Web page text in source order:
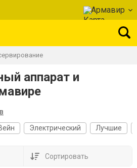
Армавир
аппарат и
Электрический Лучшие
Сортировать